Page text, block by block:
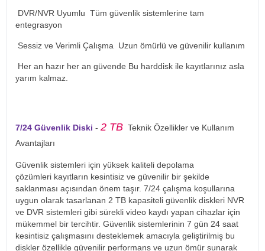
DVR/NVR Uyumlu Tüm güvenlik sistemlerine tam
entegrasyon
Sessiz ve Verimli Çalışma Uzun ömürlü ve güvenilir kullanım
Her an hazır her an güvende Bu harddisk ile kayıtlarınız asla
yarım kalmaz.
7/24 Güvenlik Diski - 2 TB Teknik Özellikler ve Kullanım
Avantajları
Güvenlik sistemleri için yüksek kaliteli depolama
çözümleri kayıtların kesintisiz ve güvenilir bir şekilde
saklanması açısından önem taşır. 7/24 çalışma koşullarına
uygun olarak tasarlanan 2 TB kapasiteli güvenlik diskleri NVR
ve DVR sistemleri gibi sürekli video kaydı yapan cihazlar için
mükemmel bir tercihtir. Güvenlik sistemlerinin 7 gün 24 saat
kesintisiz çalışmasını desteklemek amacıyla geliştirilmiş bu
diskler özellikle güvenilir performans ve uzun ömür sunarak